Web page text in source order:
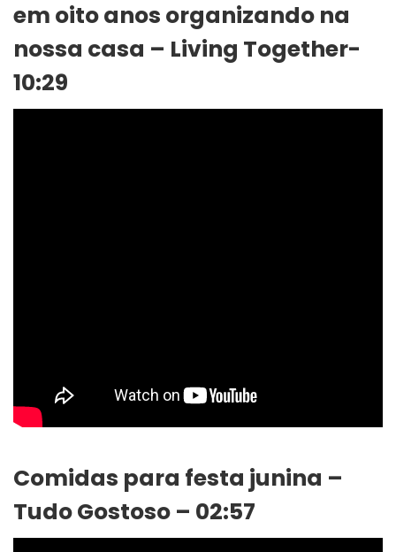
em oito anos organizando na
nossa casa – Living Together-
10:29
Comidas para festa junina –
Tudo Gostoso – 02:57